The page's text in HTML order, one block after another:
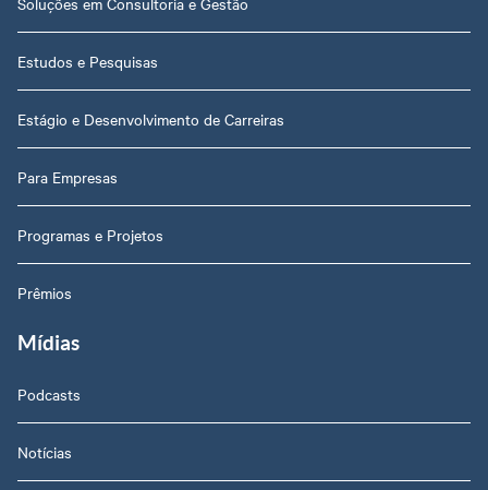
Estudos e Pesquisas
Estágio e Desenvolvimento de Carreiras
Para Empresas
Programas e Projetos
Prêmios
Mídias
Podcasts
Notícias